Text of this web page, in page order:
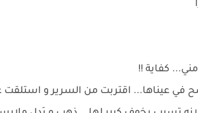
كفاية !!
في عيناها... اقتربت من السرير و